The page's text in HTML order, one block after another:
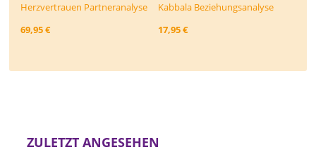
Herzvertrauen Partneranalyse
69,95 €
Kabbala Beziehungs­analyse
17,95 €
ZULETZT ANGESEHEN